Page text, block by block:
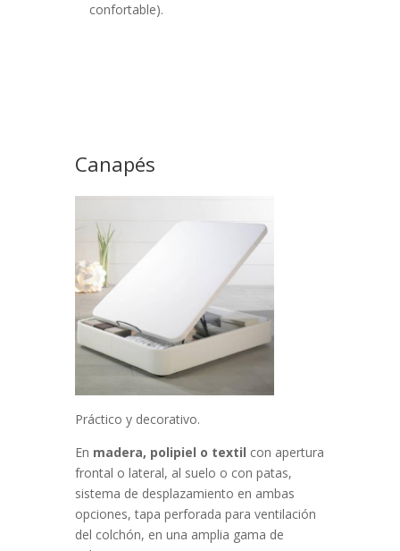
confortable).
Canapés
Práctico y decorativo.
En madera, polipiel o textil con apertura
frontal o lateral, al suelo o con patas,
sistema de desplazamiento en ambas
opciones, tapa perforada para ventilación
del colchón, en una amplia gama de